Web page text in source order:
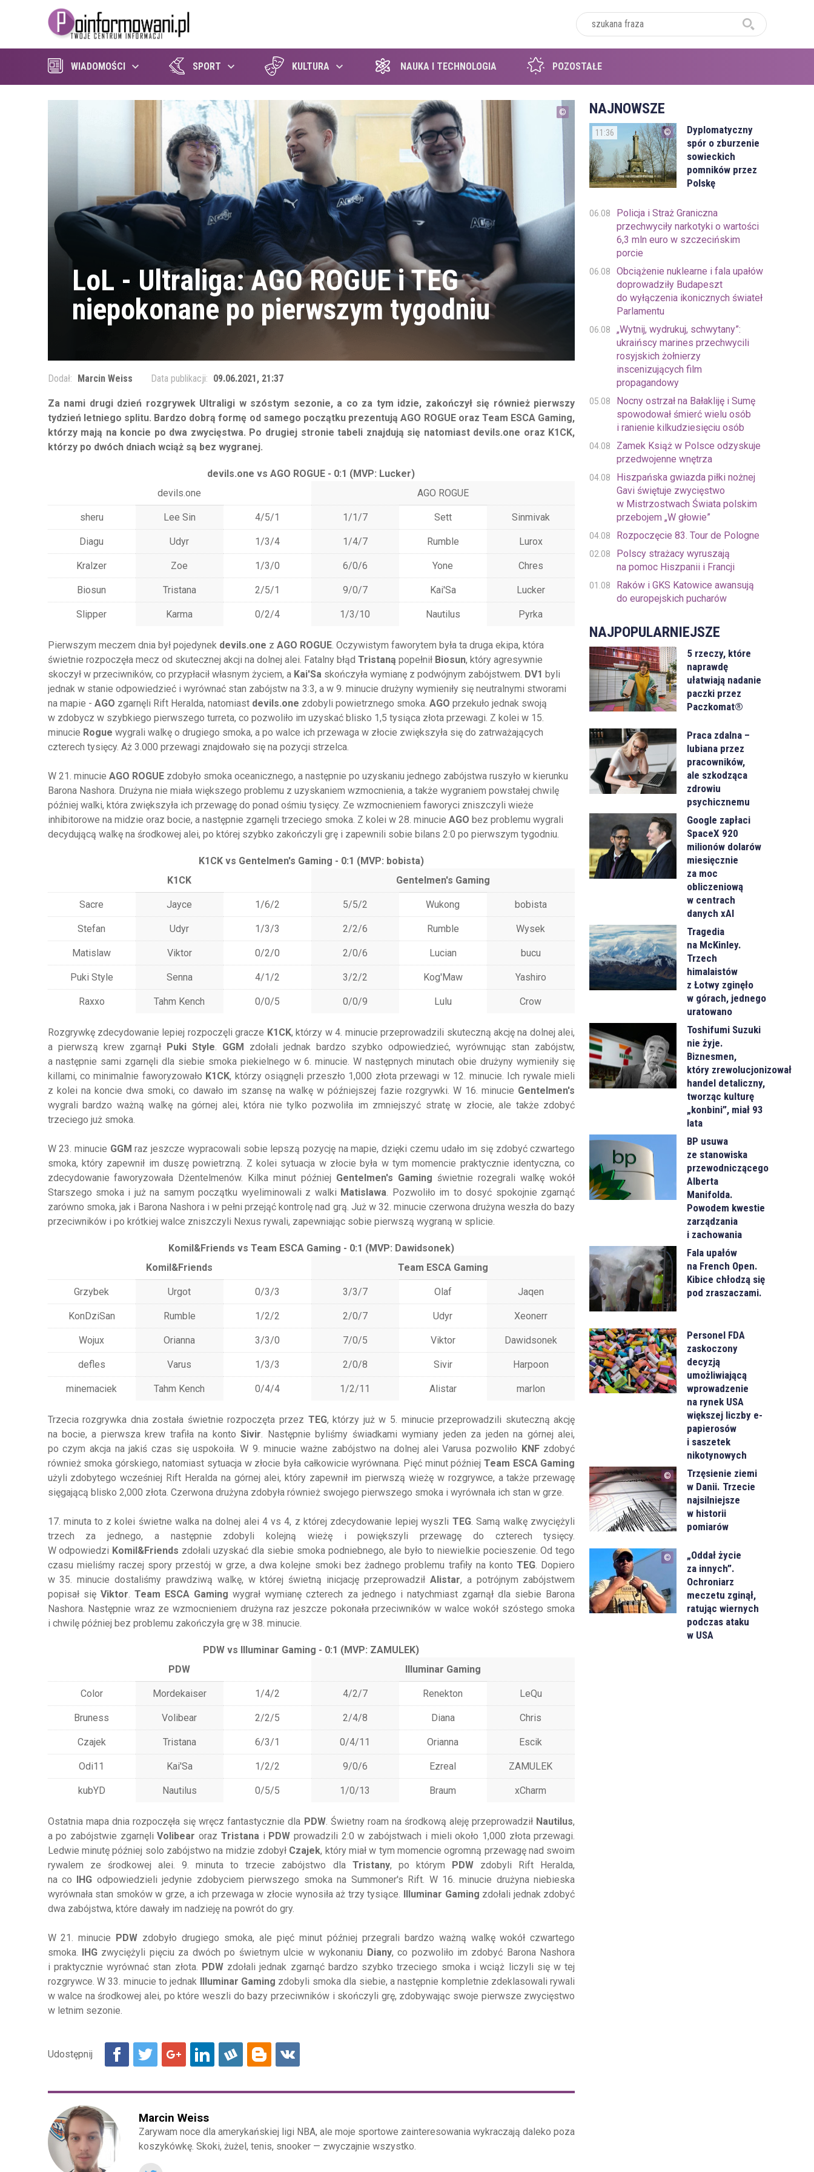
WIADOMOŚCI SPORT KULTURA NAUKA I TECHNOLOGIA POZOSTAŁE
LoL - Ultraliga: AGO ROGUE i TEG
niepokonane po pierwszym tygodniu
Dodał: Marcin Weiss Data publikacji: 09.06.2021, 21:37
Za nami drugi dzień rozgrywek Ultraligi w szóstym sezonie, a co za tym idzie, zakończył się również pierwszy
tydzień letniego splitu. Bardzo dobrą formę od samego początku prezentują AGO ROGUE oraz Team ESCA Gaming,
którzy mają na koncie po dwa zwycięstwa. Po drugiej stronie tabeli znajdują się natomiast devils.one oraz K1CK,
którzy po dwóch dniach wciąż są bez wygranej.
devils.one vs AGO ROGUE - 0:1 (MVP: Lucker)
devils.one
AGO ROGUE
sheru Lee Sin 4/5/1 1/1/7 Sett Sinmivak
Diagu Udyr 1/3/4 1/4/7 Rumble Lurox
Kralzer Zoe 1/3/0 6/0/6 Yone Chres
Biosun Tristana 2/5/1 9/0/7 Kai'Sa Lucker
Slipper Karma 0/2/4 1/3/10 Nautilus Pyrka
Pierwszym meczem dnia był pojedynek devils.one z AGO ROGUE. Oczywistym faworytem była ta druga ekipa, która
świetnie rozpoczęła mecz od skutecznej akcji na dolnej alei. Fatalny błąd Tristaną popełniłBiosun, który agresywnie
skoczył w przeciwników, co przypłacił własnym życiem, a Kai'Saskończyła wymianę z podwójnym zabójstwem. DV1 byli
jednak w stanie odpowiedzieć i wyrównać stan zabójstw na 3:3, a w 9. minucie drużyny wymieniły się neutralnymi stworami
na mapie - AGO zgarnęli Rift Heralda, natomiast devils.one zdobyli powietrznego smoka. AGO przekuło jednak swoją
w zdobycz w szybkiego pierwszego turreta, co pozwoliło im uzyskać blisko 1,5 tysiąca złota przewagi. Z kolei w 15.
minucie Rogue wygrali walkę o drugiego smoka, a po walce ich przewaga w złocie zwiększyła się do zatrważających
czterech tysięcy. Aż 3.000 przewagi znajdowało się na pozycji strzelca.
W 21. minucie AGO ROGUEzdobyło smoka oceanicznego, a następnie po uzyskaniu jednego zabójstwa ruszyło w kierunku
Barona Nashora. Drużyna nie miała większego problemu z uzyskaniem wzmocnienia, a także wygraniem powstałej chwilę
później walki, która zwiększyła ich przewagę do ponad ośmiu tysięcy. Ze wzmocnieniem faworyci zniszczyli wieże
inhibitorowe na midzie oraz bocie, a następnie zgarnęli trzeciego smoka. Z kolei w 28. minucie AGO bez problemu wygrali
decydującą walkę na środkowej alei, po której szybko zakończyli grę i zapewnili sobie bilans 2:0 po pierwszym tygodniu.
K1CK vs Gentelmen's Gaming - 0:1 (MVP: bobista)
K1CK
Gentelmen's Gaming
Sacre Jayce 1/6/2 5/5/2 Wukong bobista
Stefan Udyr 1/3/3 2/2/6 Rumble Wysek
Matislaw Viktor 0/2/0 2/0/6 Lucian bucu
Puki Style Senna 4/1/2 3/2/2 Kog'Maw Yashiro
Raxxo Tahm Kench 0/0/5 0/0/9 Lulu Crow
Rozgrywkę zdecydowanie lepiej rozpoczęli gracze K1CK, którzy w 4. minucie przeprowadzili skuteczną akcję na dolnej alei,
a pierwszą krew zgarnął
Puki Style. GGM
zdołali jednak bardzo szybko odpowiedzieć, wyrównując stan zabójstw,
a następnie sami zgarnęli dla siebie smoka piekielnego w 6. minucie. W następnych minutach obie drużyny wymieniły się
killami, co minimalnie faworyzowało K1CK, którzy osiągnęli przeszło 1,000 złota przewagi w 12. minucie. Ich rywale mieli
z kolei na koncie dwa smoki, co dawało im szansę na walkę w późniejszej fazie rozgrywki. W 16. minucie Gentelmen's
wygrali bardzo ważną walkę na górnej alei, która nie tylko pozwoliła im zmniejszyć stratę w złocie, ale także zdobyć
trzeciego już smoka.
W 23. minucie GGM raz jeszcze wypracowali sobie lepszą pozycję na mapie, dzięki czemu udało im się zdobyć czwartego
smoka, który zapewnił im duszę powietrzną. Z kolei sytuacja w złocie była w tym momencie praktycznie identyczna, co
zdecydowanie faworyzowała Dżentelmenów. Kilka minut później Gentelmen's Gaming świetnie rozegrali walkę wokół
Starszego smoka i już na samym początku wyeliminowali z walki Matislawa. Pozwoliło im to dosyć spokojnie zgarnąć
zarówno smoka, jak i Barona Nashora i w pełni przejąć kontrolę nad grą. Już w 32. minucie czerwona drużyna weszła do bazy
przeciwników i po krótkiej walce zniszczyli Nexus rywali, zapewniając sobie pierwszą wygraną w splicie.
Komil&Friends vs Team ESCA Gaming - 0:1 (MVP: Dawidsonek)
Komil&Friends
Team ESCA Gaming
Grzybek Urgot 0/3/3 3/3/7 Olaf Jaqen
KonDziSan Rumble 1/2/2 2/0/7 Udyr Xeonerr
Wojux Orianna 3/3/0 7/0/5 Viktor Dawidsonek
defles Varus 1/3/3 2/0/8 Sivir Harpoon
minemaciek Tahm Kench 0/4/4 1/2/11 Alistar marlon
Trzecia rozgrywka dnia została świetnie rozpoczęta przez TEG, którzy już w 5. minucie przeprowadzili skuteczną akcję
na bocie, a pierwsza krew trafiła na kontoSivir. Następnie byliśmy świadkami wymiany jeden za jeden na górnej alei,
po czym akcja na jakiś czas się uspokoiła. W 9. minucie ważne zabójstwo na dolnej alei Varusa pozwoliło KNFzdobyć
również smoka górskiego, natomiast sytuacja w złocie była całkowicie wyrównana. Pięć minut późniejTeam ESCA Gaming
użyli zdobytego wcześniej Rift Heralda na górnej alei, który zapewnił im pierwszą wieżę w rozgrywce, a także przewagę
sięgającą blisko 2,000 złota. Czerwona drużyna zdobyła również swojego pierwszego smoka i wyrównała ich stan w grze.
17. minuta to z kolei świetne walka na dolnej alei 4 vs 4, z której zdecydowanie lepiej wyszli TEG. Samą walkę zwyciężyli
trzech za jednego, a następnie zdobyli kolejną wieżę i powiększyli przewagę do czterech tysięcy.
W odpowiedzi Komil&Friends zdołali uzyskać dla siebie smoka podniebnego, ale było to niewielkie pocieszenie. Od tego
czasu mieliśmy raczej spory przestój w grze, a dwa kolejne smoki bez żadnego problemu trafiły na kontoTEG. Dopiero
w 35. minucie dostaliśmy prawdziwą walkę, w której świetną inicjację przeprowadził Alistar, a potrójnym zabójstwem
popisał się Viktor. Team ESCA Gaming wygrał wymianę czterech za jednego i natychmiast zgarnął dla siebie Barona
Nashora. Następnie wraz ze wzmocnieniem drużyna raz jeszcze pokonała przeciwników w walce wokół szóstego smoka
i chwilę później bez problemu zakończyła grę w 38. minucie.
PDW vs Illuminar Gaming - 0:1 (MVP: ZAMULEK)
PDW
Illuminar Gaming
Color Mordekaiser 1/4/2 4/2/7 Renekton LeQu
Bruness Volibear 2/2/5 2/4/8 Diana Chris
Czajek Tristana 6/3/1 0/4/11 Orianna Escik
Odi11 Kai'Sa 1/2/2 9/0/6 Ezreal ZAMULEK
kubYD Nautilus 0/5/5 1/0/13 Braum xCharm
Ostatnia mapa dnia rozpoczęła się wręcz fantastycznie dla PDW. Świetny roam na środkową aleję przeprowadził Nautilus,
a po zabójstwie zgarnęliVolibear oraz Tristanai PDW prowadzili 2:0 w zabójstwach i mieli około 1,000 złota przewagi.
Ledwie minutę później solo zabójstwo na midzie zdobył Czajek, który miał w tym momencie ogromną przewagę nad swoim
rywalem ze środkowej alei. 9. minuta to trzecie zabójstwo dla Tristany, po którym PDW zdobyli Rift Heralda,
na co
IHG odpowiedzieli jedynie zdobyciem pierwszego smoka na Summoner's Rift. W 16. minucie drużyna niebieska
wyrównała stan smoków w grze, a ich przewaga w złocie wynosiła aż trzy tysiące.
Illuminar Gaming zdołali jednak zdobyć
dwa zabójstwa, które dawały im nadzieję na powrót do gry.
W 21. minucie PDW zdobyło drugiego smoka, ale pięć minut później przegrali bardzo ważną walkę wokół czwartego
smoka.
IHGzwyciężyli pięciu za dwóch po świetnym ulcie w wykonaniu Diany, co pozwoliło im zdobyć Barona Nashora
i praktycznie wyrównać stan złota. PDWzdołali jednak zgarnąć bardzo szybko trzeciego smoka i wciąż liczyli się w tej
rozgrywce. W 33. minucie to jednak
Illuminar Gaming zdobyli smoka dla siebie, a następnie kompletnie zdeklasowali rywali
w walce na środkowej alei, po które weszli do bazy przeciwników i skończyli grę, zdobywając swoje pierwsze zwycięstwo
w letnim sezonie.
Marcin Weiss
Zarywam noce dla amerykańskiej ligi NBA, ale moje sportowe zainteresowania wykraczają daleko poza
koszykówkę. Skoki, żużel, tenis, snooker — zwyczajnie wszystko.
NAJNOWSZE
11:36
Dyplomatyczny
spór o zburzenie
sowieckich
pomników przez
Polskę
06.08
Policja i Straż Graniczna
przechwyciły narkotyki o wartości
6,3 mln euro w szczecińskim
porcie
06.08
Obciążenie nuklearne i fala upałów
doprowadziły Budapeszt
do wyłączenia ikonicznych świateł
Parlamentu
06.08
„Wytnij, wydrukuj, schwytany”:
ukraińscy marines przechwycili
rosyjskich żołnierzy
inscenizujących film
propagandowy
05.08
Nocny ostrzał na Bałakliję i Sumę
spowodował śmierć wielu osób
i ranienie kilkudziesięciu osób
04.08
Zamek Książ w Polsce odzyskuje
przedwojenne wnętrza
04.08
Hiszpańska gwiazda piłki nożnej
Gavi świętuje zwycięstwo
w Mistrzostwach Świata polskim
przebojem „W głowie”
04.08 Rozpoczęcie 83. Tour de Pologne
02.08
Polscy strażacy wyruszają
na pomoc Hiszpanii i Francji
01.08
Raków i GKS Katowice awansują
do europejskich pucharów
NAJPOPULARNIEJSZE
5 rzeczy, które
naprawdę
ułatwiają nadanie
paczki przez
Paczkomat®
Praca zdalna –
lubiana przez
pracowników,
ale szkodząca
zdrowiu
psychicznemu
Google zapłaci
SpaceX 920
milionów dolarów
miesięcznie
za moc
obliczeniową
w centrach
danych xAI
Tragedia
na McKinley.
Trzech
himalaistów
z Łotwy zginęło
w górach, jednego
uratowano
Toshifumi Suzuki
nie żyje.
Biznesmen,
który zrewolucjonizował
handel detaliczny,
tworząc kulturę
„konbini”, miał 93
lata
BP usuwa
ze stanowiska
przewodniczącego
Alberta
Manifolda.
Powodem kwestie
zarządzania
i zachowania
Fala upałów
na French Open.
Kibice chłodzą się
pod zraszaczami.
Personel FDA
zaskoczony
decyzją
umożliwiającą
wprowadzenie
na rynek USA
większej liczby e-
papierosów
i saszetek
nikotynowych
Trzęsienie ziemi
w Danii. Trzecie
najsilniejsze
w historii
pomiarów
„Oddał życie
za innych”.
Ochroniarz
meczetu zginął,
ratując wiernych
podczas ataku
w USA